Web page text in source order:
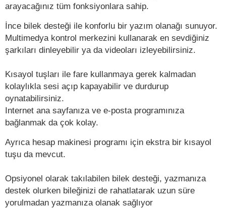
arayacağınız tüm fonksiyonlara sahip.
İnce bilek desteği ile konforlu bir yazım olanağı sunuyor.
Multimedya kontrol merkezini kullanarak en sevdiğiniz
şarkıları dinleyebilir ya da videoları izleyebilirsiniz.
Kısayol tuşları ile fare kullanmaya gerek kalmadan
kolaylıkla sesi açıp kapayabilir ve durdurup
oynatabilirsiniz.
Internet ana sayfanıza ve e-posta programınıza
bağlanmak da çok kolay.
Ayrıca hesap makinesi programı için ekstra bir kısayol
tuşu da mevcut.
Opsiyonel olarak takılabilen bilek desteği, yazmanıza
destek olurken bileğinizi de rahatlatarak uzun süre
yorulmadan yazmanıza olanak sağlıyor